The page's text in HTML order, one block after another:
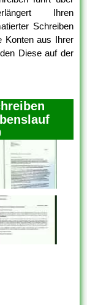
Ihren
Schreiben
Konten aus Ihrer
Diese auf der